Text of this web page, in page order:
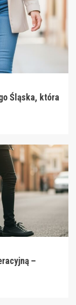
Śląska, która
–